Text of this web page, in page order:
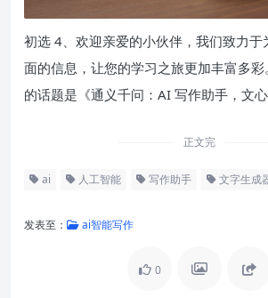
初选 4、欢迎亲爱的小伙伴，我们致力于
面的信息，让您的学习之旅更加丰富多
的话题是《通义千问：AI 写作助手，文心
正文完
ai 人工智能 写作助手 文字生成
发表至： ai智能写作
0